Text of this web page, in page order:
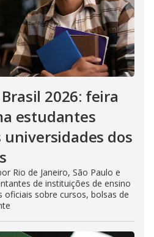
2026: feira
estudantes
universidades dos
Rio de Janeiro, São Paulo e
de instituições de ensino
oficiais sobre cursos, bolsas de